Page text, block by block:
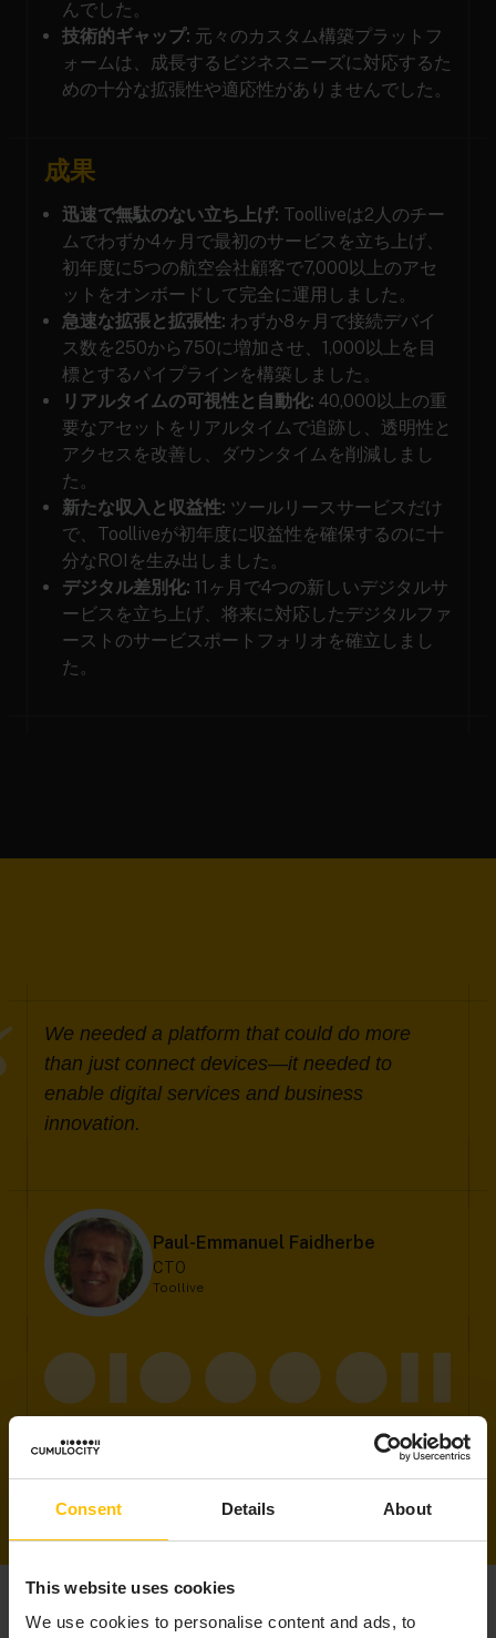
Consent Details About
This website uses cookies
We use cookies to personalise content and ads, to
んでした。
技術的ギャップ: 元々のカスタム構築プラットフ
ォームは、成長するビジネスニーズに対応するた
めの十分な拡張性や適応性がありませんでした。
成果
迅速で無駄のない立ち上げ: Toolliveは2人のチー
ムでわずか4ヶ月で最初のサービスを立ち上げ、
初年度に5つの航空会社顧客で7,000以上のアセ
ットをオンボードして完全に運用しました。
急速な拡張と拡張性: わずか8ヶ月で接続デバイ
ス数を250から750に増加させ、1,000以上を目
標とするパイプラインを構築しました。
リアルタイムの可視性と自動化: 40,000以上の重
要なアセットをリアルタイムで追跡し、透明性と
アクセスを改善し、ダウンタイムを削減しまし
た。
新たな収入と収益性: ツールリースサービスだけ
で、Toolliveが初年度に収益性を確保するのに十
分なROIを生み出しました。
デジタル差別化: 11ヶ月で4つの新しいデジタルサ
ービスを立ち上げ、将来に対応したデジタルファ
ーストのサービスポートフォリオを確立しまし
た。
We needed a platform that could do more
than just connect devices—it needed to
enable digital services and business
innovation.
Paul-Emmanuel Faidherbe
CTO
Toollive